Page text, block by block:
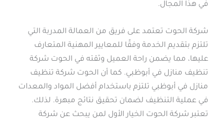
في هذا المجال.
شركة الحوت تعتمد على فريق من العمالة المدربة التي
تلتزم بتقديم الخدمة وفقًا للمعايير المهنية المتعارف
عليها، مما يضمن راحة العميل وثقته في الحوت شركة
تنظيف منازل في أبوظبي. كما أن الحوت شركة تنظيف
منازل في أبوظبي تلتزم باستخدام أفضل المواد والمعدات
في عملية التنظيف لضمان تحقيق نتائج مبهرة. لذلك.
تعتبر شركة الحوت الخيار الأول لمن يبحث عن شركة